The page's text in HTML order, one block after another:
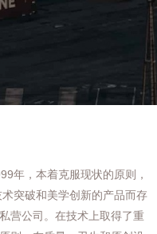
年，本着克服现状的原则，
突破和美学创新的产品而存
营公司。在技术上取得了重